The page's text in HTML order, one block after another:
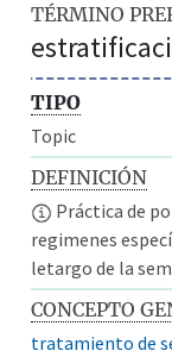
TÉRMINO
TIPO
Topic
DEFINICIÓN
Práctica de
regimenes
letargo de la
CONCEPTO
tratamiento de